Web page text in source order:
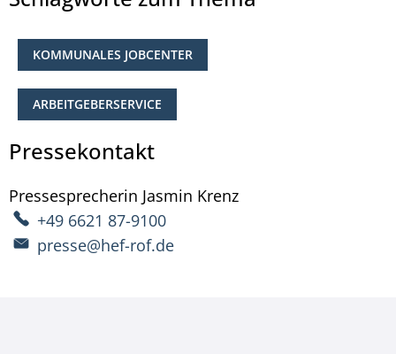
KOMMUNALES JOBCENTER
ARBEITGEBERSERVICE
Pressekontakt
Pressesprecherin Jasmin Krenz
+49 6621 87-9100
presse@hef-rof.de